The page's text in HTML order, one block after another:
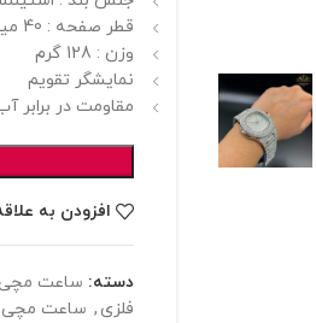
قطر صفحه : 40 میلی متر
وزن : 128 گرم
نمایشگر تقویم
مقاومت در برابر
افزودن به
دسته: ساعت مچی
فلزی , ساعت مچی